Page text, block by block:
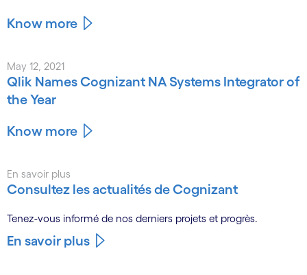
Know more
May 12, 2021
Qlik Names Cognizant NA Systems Integrator of
the Year
Know more
En savoir plus
Consultez les actualités de Cognizant
Tenez-vous informé de nos derniers projets et progrès.
En savoir plus